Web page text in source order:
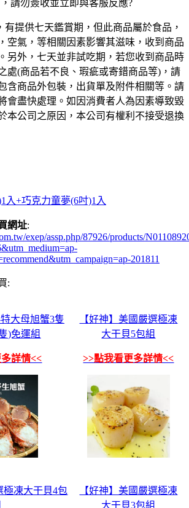
請勿簽收並立即與客服反應?
有提供七天鑑賞期，但此商品屬於食品，
空氣，等相關因素影響其滋味，收到商品
另外，七天並非試吃期，若您收到商品時
處(商品若不良、瑕疵或寄錯商品等)，請
含商品外包裝，出貨單及附件相關等。請
會盡快處理。如因消費者人為因素導致毀
本公司之原因，本公司有權利不接受退換
入+巧克力童夢(6吋)1入
網址:
exep/assp.php/87926/products/
201811
:
大母旭蟹3隻
)免運組
詳情<<
【好神】美國嚴選極凍
大干貝5包組
>>點我看更多詳情<<
極凍大干貝4包
【好神】美國嚴選極凍
大干貝3包組